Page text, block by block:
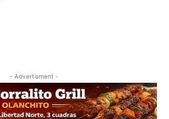
- Advertisment -